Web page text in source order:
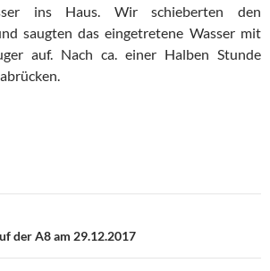
ins Haus. Wir schieberten den
saugten das eingetretene Wasser mit
auf. Nach ca. einer Halben Stunde
der A8 am 29.12.2017